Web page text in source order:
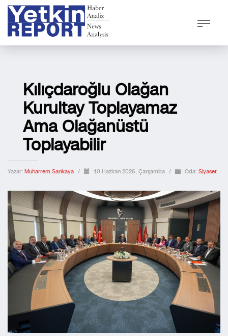
Kılıçdaroğlu Olağan
Kurultay Toplayamaz
Ama Olağanüstü
Toplayabilir
Yazar: Muharrem Sarıkaya / 10 Haziran 2026, Çarşamba / Oda: Siyaset